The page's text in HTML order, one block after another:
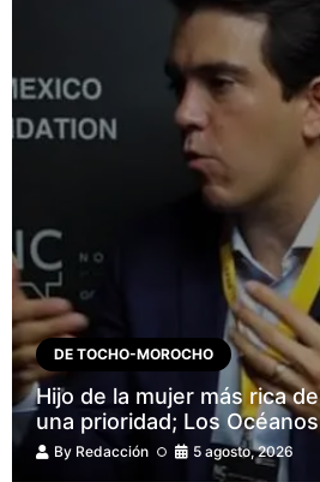
DE TOCHO-MOROCHO
Hijo de la mujer más rica
una prioridad; Los Océanos
By Redacción 5 agosto, 2026